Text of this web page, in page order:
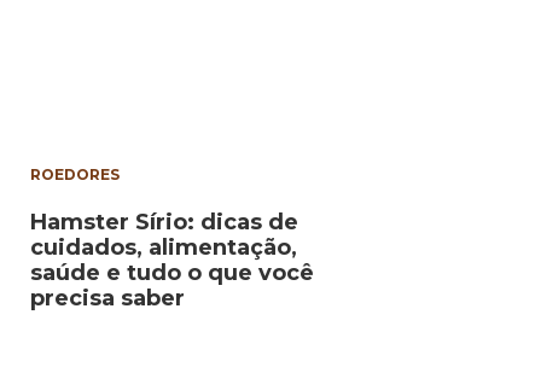
ROEDORES
Hamster Sírio: dicas de
cuidados, alimentação,
saúde e tudo o que você
precisa saber